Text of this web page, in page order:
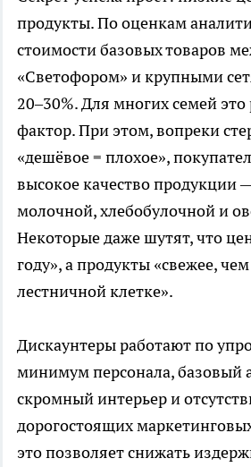
продукты. По оценкам
стоимости базовых товаров
«Светофором» и крупными
20–30%. Для многих семей
фактор. При этом, вопреки
«дешёвое = плохое»,
высокое качество продукции
молочной, хлебобулочной и
Некоторые даже шутят, что
году», а продукты «свежее,
лестничной клетке».
Дискаунтеры работают по
минимум персонала, базовый
скромный интерьер и
дорогостоящих
это позволяет снижать